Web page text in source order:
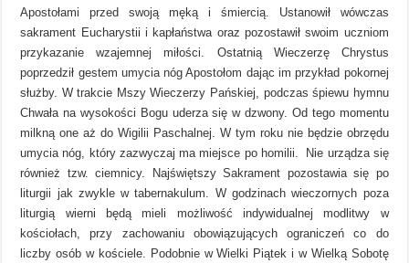
Apostołami przed swoją męką i śmiercią. Ustanowił wówczas
sakrament Eucharystii i kapłaństwa oraz pozostawił swoim uczniom
przykazanie wzajemnej miłości. Ostatnią Wieczerzę Chrystus
poprzedził gestem umycia nóg Apostołom dając im przykład pokornej
służby. W trakcie Mszy Wieczerzy Pańskiej, podczas śpiewu hymnu
Chwała na wysokości Bogu uderza się w dzwony. Od tego momentu
milkną one aż do Wigilii Paschalnej. W tym roku nie będzie obrzędu
umycia nóg, który zazwyczaj ma miejsce po homilii. Nie urządza się
również tzw. ciemnicy. Najświętszy Sakrament pozostawia się po
liturgii jak zwykle w tabernakulum. W godzinach wieczornych poza
liturgią wierni będą mieli możliwość indywidualnej modlitwy w
kościołach, przy zachowaniu obowiązujących ograniczeń co do
liczby osób w kościele. Podobnie w Wielki Piątek i w Wielką Sobotę